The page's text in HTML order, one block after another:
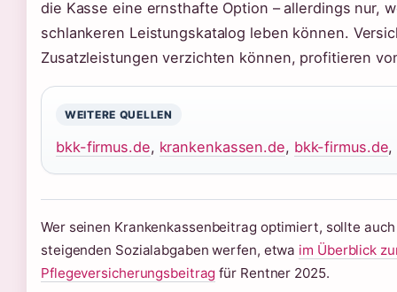
die Kasse eine ernsthafte Option – allerdings nur,
schlankeren Leistungskatalog leben können.
Zusatzleistungen verzichten können, profitieren
WEITERE QUELLEN
bkk-firmus.de, krankenkassen.de, bkk-firmus.de,
Wer seinen Krankenkassenbeitrag optimiert, sollte
steigenden Sozialabgaben werfen, etwa im Überblick
Pflegeversicherungsbeitrag für Rentner 2025.